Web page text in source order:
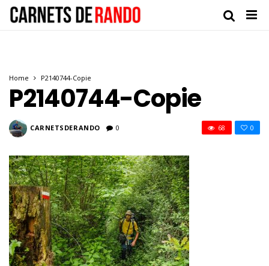
Home P2140744-Copie
P2140744-Copie
CARNETSDERANDO 0 0
68